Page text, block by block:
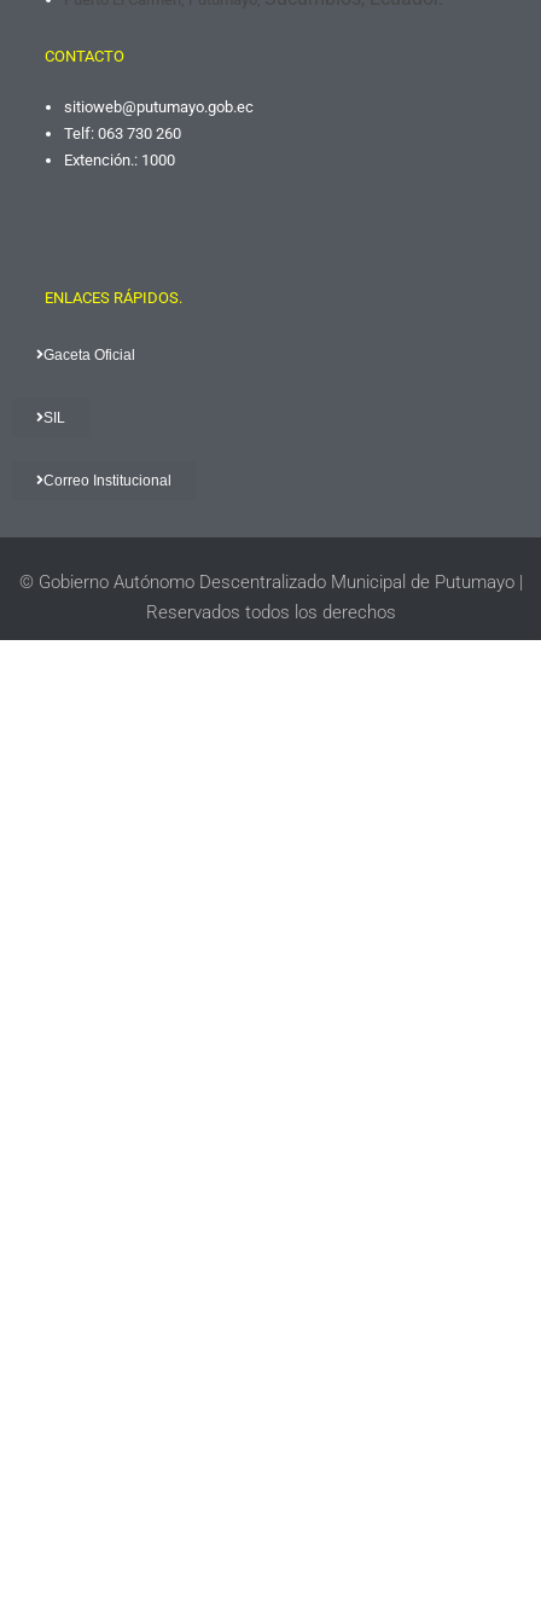
CONTACTO
sitioweb@putumayo.gob.ec
Telf: 063 730 260
Extención.: 1000
ENLACES RÁPIDOS.
Gaceta Oficial
SIL
Correo Institucional
© Gobierno Autónomo Descentralizado Municipal de Putumayo |
Reservados todos los derechos